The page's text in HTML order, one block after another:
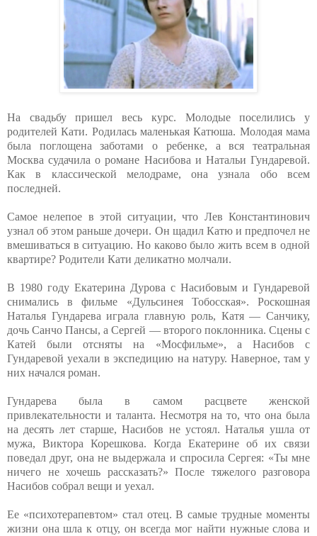
На свадьбу пришел весь курс. Молодые поселились у
родителей Кати. Родилась маленькая Катюша. Молодая мама
была поглощена заботами о ребенке, а вся театральная
Москва судачила о романе Насибова и Натальи Гундаревой.
Как в классической мелодраме, она узнала обо всем
последней.
Самое нелепое в этой ситуации, что Лев Константинович
узнал об этом раньше дочери. Он щадил Катю и предпочел не
вмешиваться в ситуацию. Но каково было жить всем в одной
квартире? Родители Кати деликатно молчали.
В 1980 году Екатерина Дурова с Насибовым и Гундаревой
снимались в фильме «Дульсинея Тобосская». Роскошная
Наталья Гундарева играла главную роль, Катя — Санчику,
дочь Санчо Пансы, а Сергей — второго поклонника. Сцены с
Катей были отсняты на «Мосфильме», а Насибов с
Гундаревой уехали в экспедицию на натуру. Наверное, там у
них начался роман.
Гундарева была в самом расцвете женской
привлекательности и таланта. Несмотря на то, что она была
на десять лет старше, Насибов не устоял. Наталья ушла от
мужа, Виктора Корешкова. Когда Екатерине об их связи
поведал друг, она не выдержала и спросила Сергея: «Ты мне
ничего не хочешь рассказать?» После тяжелого разговора
Насибов собрал вещи и уехал.
Ее «психотерапевтом» стал отец. В самые трудные моменты
жизни она шла к отцу, он всегда мог найти нужные слова и